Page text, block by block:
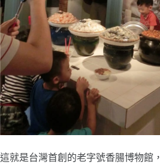
這就是台灣首創的老字號香腸博物館，